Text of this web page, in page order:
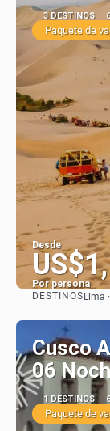
3 DESTINOS
Paquete de
Desde
Por persona
DESTINOSLima
Cusco
06
1 DESTINOS
Paquete de